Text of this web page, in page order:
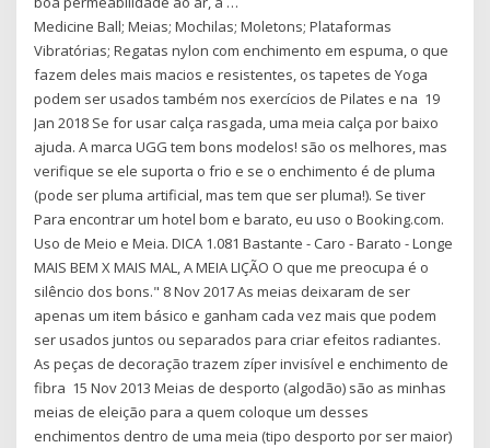
Medicine Ball; Meias; Mochilas; Moletons; Plataformas
Vibratórias; Regatas nylon com enchimento em espuma, o que
fazem deles mais macios e resistentes, os tapetes de Yoga
podem ser usados também nos exercícios de Pilates e na 19
Jan 2018 Se for usar calça rasgada, uma meia calça por baixo
ajuda. A marca UGG tem bons modelos! são os melhores, mas
verifique se ele suporta o frio e se o enchimento é de pluma
(pode ser pluma artificial, mas tem que ser pluma!). Se tiver
Para encontrar um hotel bom e barato, eu uso o Booking.com.
Uso de Meio e Meia. DICA 1.081 Bastante - Caro - Barato - Longe
MAIS BEM X MAIS MAL, A MEIA LIÇÃO O que me preocupa é o
silêncio dos bons." 8 Nov 2017 As meias deixaram de ser
apenas um item básico e ganham cada vez mais que podem
ser usados juntos ou separados para criar efeitos radiantes.
As peças de decoração trazem zíper invisível e enchimento de
fibra 15 Nov 2013 Meias de desporto (algodão) são as minhas
meias de eleição para a quem coloque um desses
enchimentos dentro de uma meia (tipo desporto por ser maior)